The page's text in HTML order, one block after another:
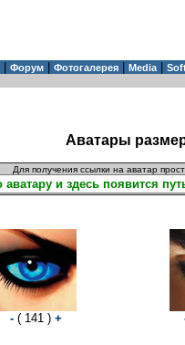
Форум Фотогалерея Media|
Аватары
Для получения ссылки на аватар
-( 141 ) +